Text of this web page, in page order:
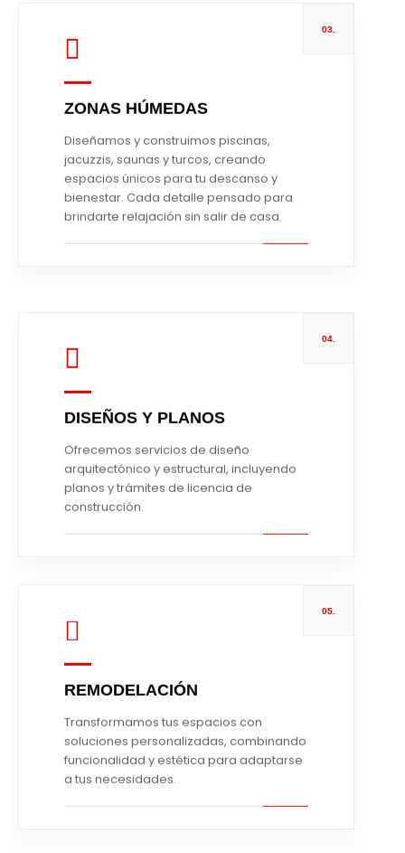
ZONAS HÚMEDAS
Diseñamos y construimos piscinas,
jacuzzis, saunas y turcos, creando
espacios únicos para tu descanso y
bienestar. Cada detalle pensado para
brindarte relajación sin salir de casa.
03.
Leer más
DISEÑOS Y PLANOS
Ofrecemos servicios de diseño
arquitectónico y estructural, incluyendo
planos y trámites de licencia de
construcción.
04.
REMODELACIÓN
Transformamos tus espacios con
soluciones personalizadas, combinando
funcionalidad y estética para adaptarse
a tus necesidades.
05.